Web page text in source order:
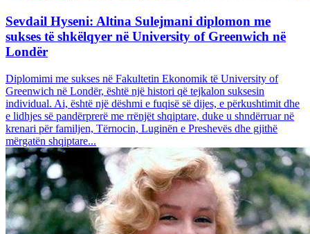
Sevdail Hyseni: Altina Sulejmani diplomon me
sukses të shkëlqyer në University of Greenwich në
Londër
Diplomimi me sukses në Fakultetin Ekonomik të University of
Greenwich në Londër, është një histori që tejkalon suksesin
individual. Ai, është një dëshmi e fuqisë së dijes, e përkushtimit dhe
e lidhjes së pandërprerë me rrënjët shqiptare, duke u shndërruar në
krenari për familjen, Tërnocin, Luginën e Preshevës dhe gjithë
mërgatën shqiptare...